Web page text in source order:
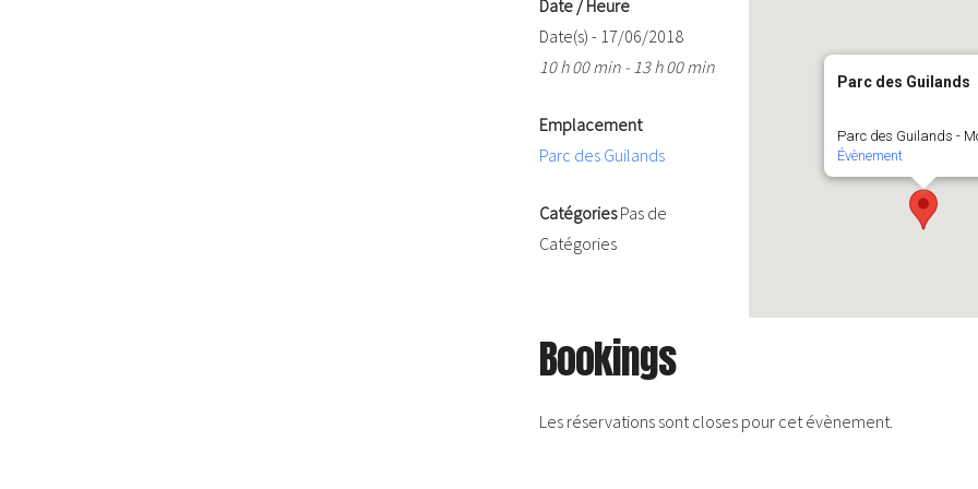
Parc des Guilands
Parc des Guilands -
Évènement
Date / Heure
Date(s) - 17/06/2018
10 h 00 min - 13 h 00 min
Emplacement
Parc des Guilands
CatégoriesPas de
Catégories
Bookings
Les réservations sont closes pour cet évènement.